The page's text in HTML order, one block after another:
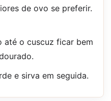
de ovo se preferir.
até o cuscuz ficar bem
e sirva em seguida.